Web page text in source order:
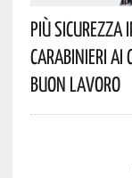
Più
Carabinieri Ai
Buon Lavoro